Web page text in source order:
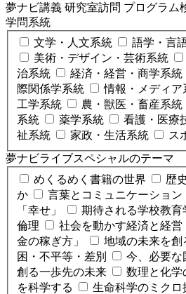
夢ナビ講義 研究室訪問 プログラム
学問系統
文学・人文系統
語学・言
美術・デザイン・芸術系統
治系統
経済・経営・商学系統
際関係学系統
情報・メディア
工学系統
農・獣医・畜産系統
系統
薬学系統 看護・医療
祉系統
家政・生活系統
ス
夢ナビライブスペシャルのテーマ
めくるめく書籍の世界
歴
か
言葉とコミュニケーション
「幸せ」
期待される学校教育
倫理
社会を動かす経済と経営
金の稼ぎ方」
地域の未来を創
困・不平等・差別
今、必要な
創る一歩先の未来
数理と化学
を科学する
生命科学のミクロ